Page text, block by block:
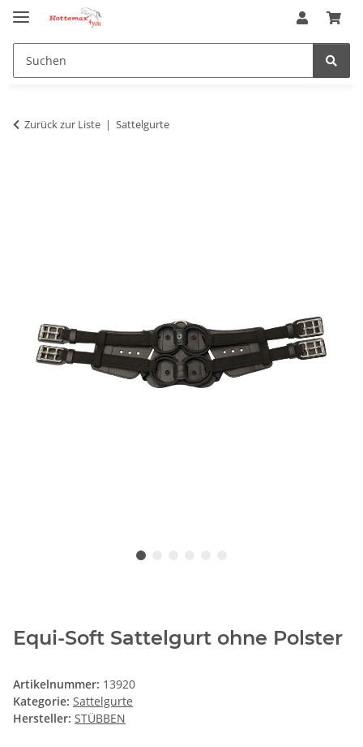
Zurück zur Liste Sattelgurte
Equi-Soft Sattelgurt ohne Polster
Artikelnummer: 13920
Kategorie: Sattelgurte
Hersteller: STÜBBEN